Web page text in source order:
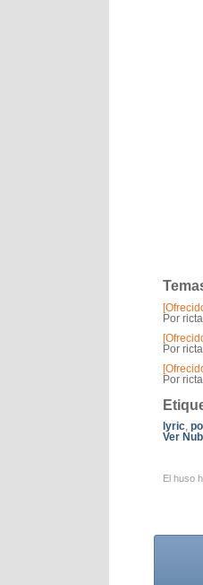
Por
Por
Por
lyric,
Ver
El huso